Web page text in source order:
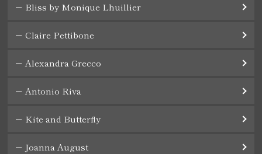
Bliss by Monique Lhuillier
Claire Pettibone
Alexandra Grecco
Antonio Riva
Kite and Butterfly
Joanna August